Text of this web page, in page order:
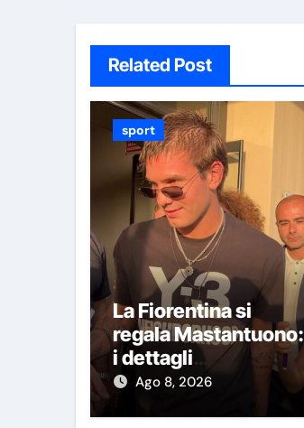
Related Post
sport
La Fiorentina si
regala Mastantuono:
i dettagli
dell’operazione
Ago 8, 2026